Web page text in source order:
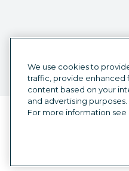
Sélecteur de langue
French
We use cookies to
traffic, provide enhanced
content based on your
and advertising
For more information see